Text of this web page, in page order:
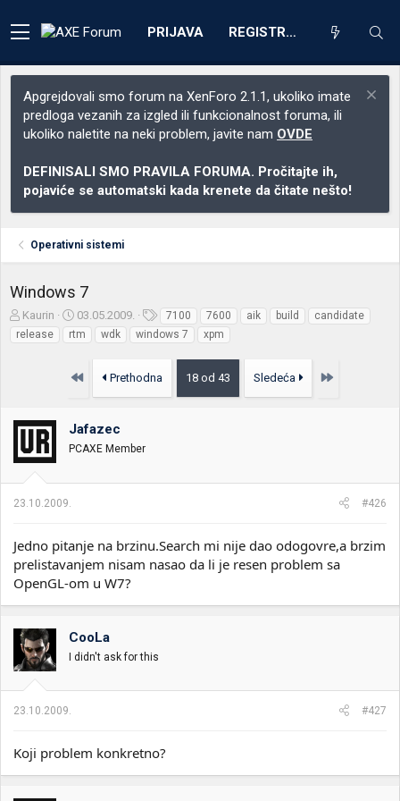
PRIJAVA REGISTRACIJA
Apgrejdovali smo forum na XenForo 2.1.1, ukoliko imate
predloga vezanih za izgled ili funkcionalnost foruma, ili
ukoliko naletite na neki problem, javite nam OVDE
DEFINISALI SMO PRAVILA FORUMA. Pročitajte ih,
pojaviće se automatski kada krenete da čitate nešto!
Operativni sistemi
Windows 7
Z
a
č
k
e
Kaurin
D
a
t
m
k
r
03.05.2009.
O
z
n
k
e
7100 7600 aik build
candidate
release
rtm wdk windows 7 xpm
Prvo Prethodna 18 od 43 Sledeća Poslednja
Jafazec
PCAXE Member
23.10.2009. #426
Jedno pitanje na brzinu.Search mi nije dao odogovre,a brzim
prelistavanjem nisam nasao da li je resen problem sa
OpenGL-om u W7?
CooLa
I didn't ask for this
23.10.2009. #427
Koji problem konkretno?